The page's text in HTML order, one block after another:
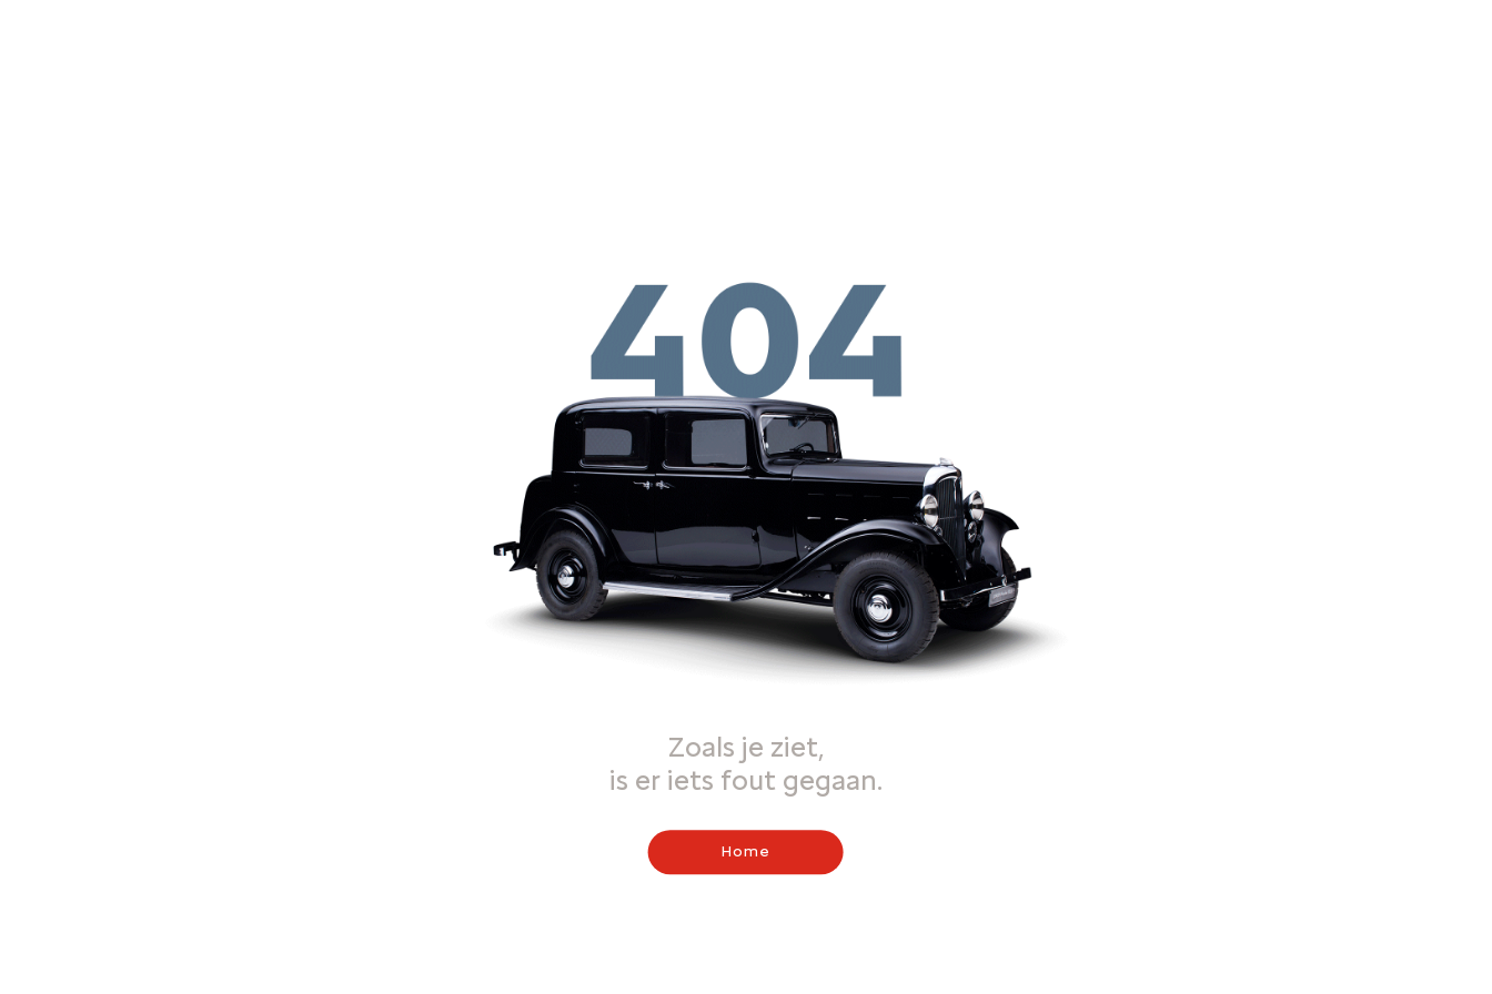
Zoals je ziet,
is er iets fout gegaan.
Home